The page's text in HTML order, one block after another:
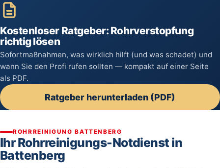
Kostenloser Ratgeber: Rohrverstopfung
richtig lösen
Sofortmaßnahmen, was wirklich hilft (und was schadet) und
wann Sie den Profi rufen sollten — kompakt auf einer Seite
als PDF.
Ratgeber herunterladen (PDF)
ROHRREINIGUNG BATTENBERG
Ihr Rohrreinigungs-Notdienst in
Battenberg